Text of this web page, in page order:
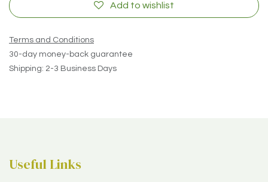
Add to wishlist
Terms and Conditions
30-day money-back guarantee
Shipping: 2-3 Business Days
Useful Links